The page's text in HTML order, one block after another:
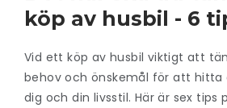
köp av husbil - 6
Vid ett köp av husbil viktigt att
behov och önskemål för att hitta
dig och din livsstil. Här är sex tips